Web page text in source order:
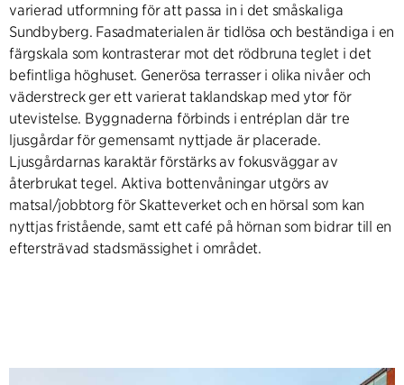
varierad utformning för att passa in i det småskaliga
Sundbyberg. Fasadmaterialen är tidlösa och beständiga i en
färgskala som kontrasterar mot det rödbruna teglet i det
befintliga höghuset. Generösa terrasser i olika nivåer och
väderstreck ger ett varierat taklandskap med ytor för
utevistelse. Byggnaderna förbinds i entréplan där tre
ljusgårdar för gemensamt nyttjade är placerade.
Ljusgårdarnas karaktär förstärks av fokusväggar av
återbrukat tegel. Aktiva bottenvåningar utgörs av
matsal/jobbtorg för Skatteverket och en hörsal som kan
nyttjas fristående, samt ett café på hörnan som bidrar till en
eftersträvad stadsmässighet i området.